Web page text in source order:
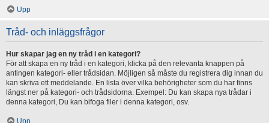
Upp
Tråd- och inläggsfrågor
Hur skapar jag en ny tråd i en kategori?
För att skapa en ny tråd i en kategori, klicka på den relevanta knappen på
antingen kategori- eller trådsidan. Möjligen så måste du registrera dig innan du
kan skriva ett meddelande. En lista över vilka behörigheter som du har finns
längst ner på kategori- och trådsidorna. Exempel: Du kan skapa nya trådar i
denna kategori, Du kan bifoga filer i denna kategori, osv.
Upp